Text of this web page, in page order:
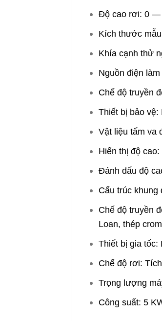
Độ cao rơi: 0 —
Kích thước
Khía cạnh thử
Nguồn điện
Chế độ truyền
Thiết bị bảo
Vật liệu tấm va
Hiển thị độ
Đánh dấu độ
Cấu trúc khung
Chế độ truyền
Loan, thép
Thiết bị gia tốc:
Chế độ rơi:
Trọng lượng
Công suất: 5